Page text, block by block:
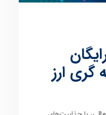
گری ارز